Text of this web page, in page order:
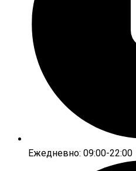
Ежедневно: 09:00-22:00